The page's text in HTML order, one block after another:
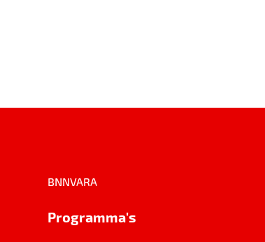
BNNVARA
Programma's